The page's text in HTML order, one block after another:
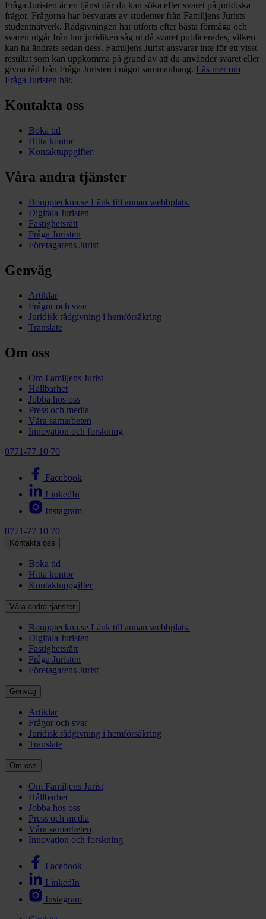
Fråga Juristen är en tjänst där du kan söka efter svaret på juridiska
frågor. Frågorna har besvarats av studenter från Familjens Jurists
studentnätverk. Rådgivningen har utförts efter bästa förmåga och
svaren utgår från hur juridiken såg ut då svaret publicerades, vilken
kan ha ändrats sedan dess. Familjens Jurist ansvarar inte för ett visst
resultat som kan uppkomma på grund av att du använder svaret eller
givna råd från Fråga Juristen i något sammanhang. Läs mer om
Fråga Juristen här.
Kontakta oss
Boka tid
Hitta kontor
Kontaktuppgifter
Våra andra tjänster
Bouppteckna.se Länk till annan webbplats.
Digitala Juristen
Fastighetsrätt
Fråga Juristen
Företagarens Jurist
Genväg
Artiklar
Frågor och svar
Juridisk rådgivning i hemförsäkring
Translate
Om oss
Om Familjens Jurist
Hållbarhet
Jobba hos oss
Press och media
Våra samarbeten
Innovation och forskning
0771-77 10 70
Facebook
LinkedIn
Instagram
0771-77 10 70
Kontakta oss
Boka tid
Hitta kontor
Kontaktuppgifter
Våra andra tjänster
Bouppteckna.se Länk till annan webbplats.
Digitala Juristen
Fastighetsrätt
Fråga Juristen
Företagarens Jurist
Genväg
Artiklar
Frågor och svar
Juridisk rådgivning i hemförsäkring
Translate
Om oss
Om Familjens Jurist
Hållbarhet
Jobba hos oss
Press och media
Våra samarbeten
Innovation och forskning
Facebook
LinkedIn
Instagram